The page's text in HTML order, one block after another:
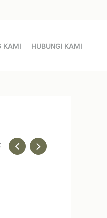
KAMI HUBUNGI KAMI